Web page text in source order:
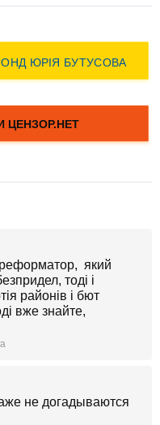
який
тоді і
районів і бют
вже знайте,
не догадываются